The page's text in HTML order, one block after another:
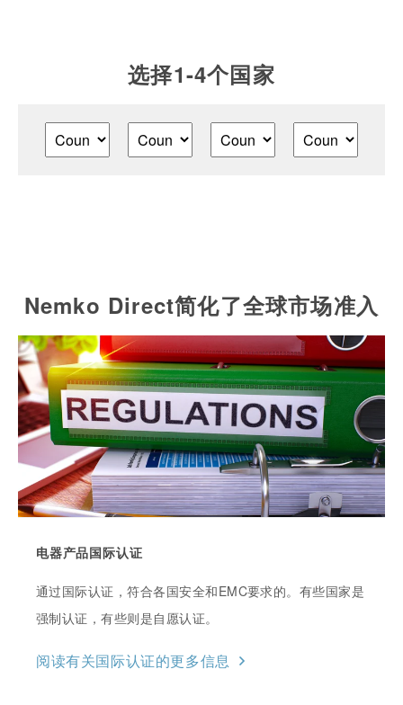
选择1-4个国家
Nemko Direct简化了全球市场准入
电器产品国际认证
通过国际认证，符合各国安全和EMC要求的。有些国家是
强制认证，有些则是自愿认证。
阅读有关国际认证的更多信息